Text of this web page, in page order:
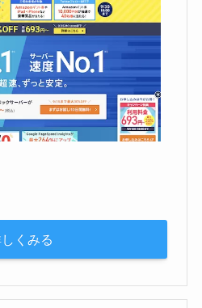
くみる